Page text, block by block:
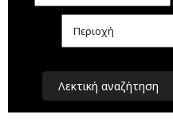
Λεκτική αναζήτηση